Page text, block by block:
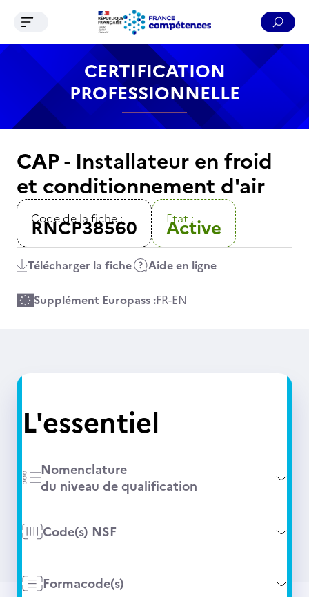
Contenu Recherche Menu Pied de page
Ouvrir le menu de navigation
CERTIFICATION
PROFESSIONNELLE
CAP - Installateur en froid
et conditionnement d'air
Code de la fiche :
RNCP38560 Etat :
Active
Télécharger la fiche Aide en ligne
Supplément Europass :FR-EN
L'essentiel
Nomenclature
du niveau de qualification
Code(s) NSF
Formacode(s)